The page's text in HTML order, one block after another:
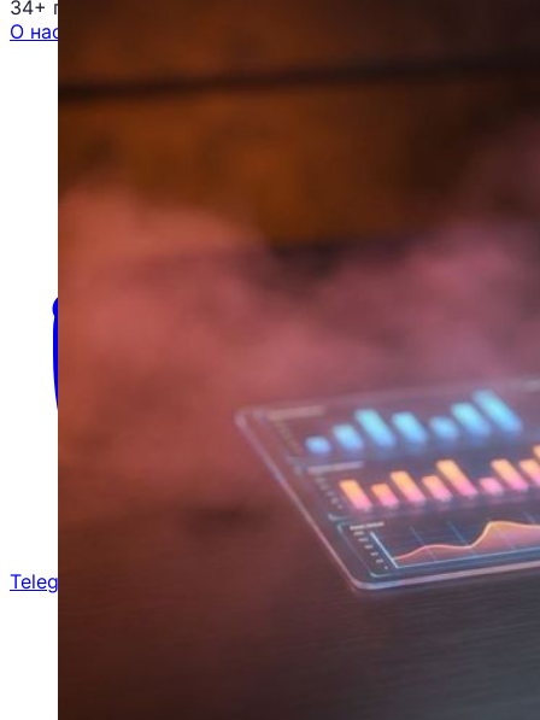
34+ проектов
О нас
Telegram Заказать звонок